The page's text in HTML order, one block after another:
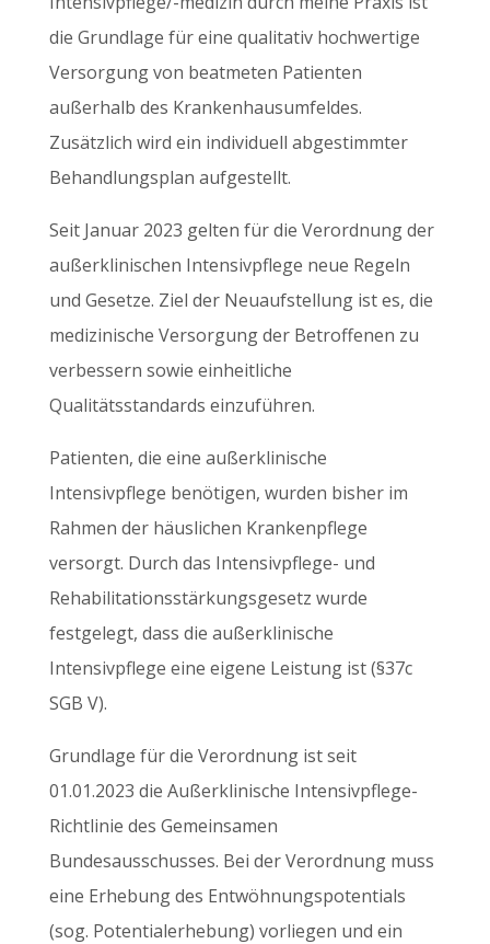
die Grundlage für eine qualitativ hochwertige
Versorgung von beatmeten Patienten
außerhalb des Krankenhausumfeldes.
Zusätzlich wird ein individuell abgestimmter
Behandlungsplan aufgestellt.
Seit Januar 2023 gelten für die Verordnung der
außerklinischen Intensivpflege neue Regeln
und Gesetze. Ziel der Neuaufstellung ist es, die
medizinische Versorgung der Betroffenen zu
verbessern sowie einheitliche
Qualitätsstandards einzuführen.
Patienten, die eine außerklinische
Intensivpflege benötigen, wurden bisher im
Rahmen der häuslichen Krankenpflege
versorgt. Durch das Intensivpflege- und
Rehabilitationsstärkungsgesetz wurde
festgelegt, dass die außerklinische
Intensivpflege eine eigene Leistung ist (§37c
SGB V).
Grundlage für die Verordnung ist seit
01.01.2023 die Außerklinische Intensivpflege-
Richtlinie des Gemeinsamen
Bundesausschusses. Bei der Verordnung muss
eine Erhebung des Entwöhnungspotentials
(sog. Potentialerhebung) vorliegen und ein